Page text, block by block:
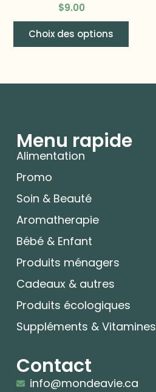
$9.00
Choix des options
Menu rapide
Alimentation
Promo
Soin & Beauté
Aromatherapie
Bébé & Enfant
Produits ménagers
Cadeaux & autres
Produits écologiques
Suppléments & Vitamines
Contact
info@mondeavie.ca